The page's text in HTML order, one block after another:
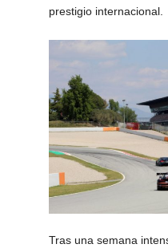
prestigio internacional.
Tras una semana